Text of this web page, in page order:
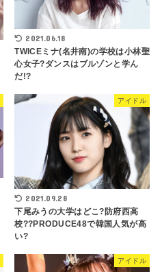
2021.06.18
TWICEミナ(名井南)の学校は小林聖
心女子?ダンスはブルゾンと学ん
だ!?
アイドル
2021.09.28
下尾みうの大学はどこ?防府西高
校??PRODUCE48で韓国人気が高
い?
アイドル